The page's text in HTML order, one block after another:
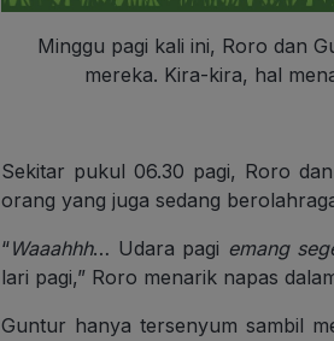
Minggu pagi kali ini, Roro dan
mereka. Kira-kira, hal
Sekitar pukul 06.30 pagi, Roro
orang yang juga sedang
“Waaahhh… Udara pagi emang
lari pagi,” Roro menarik napas
Guntur hanya tersenyum sambil